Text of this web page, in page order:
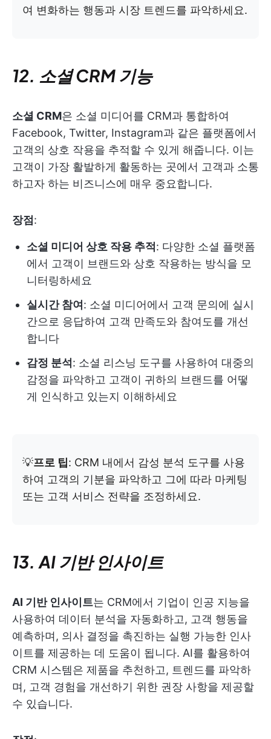
여 변화하는 행동과 시장 트렌드를 파악하세요.
12. 소셜 CRM 기능
소셜 CRM은 소셜 미디어를 CRM과 통합하여
Facebook, Twitter, Instagram과 같은 플랫폼에서
고객의 상호 작용을 추적할 수 있게 해줍니다. 이는
고객이 가장 활발하게 활동하는 곳에서 고객과 소통
하고자 하는 비즈니스에 매우 중요합니다.
장점 :
소셜 미디어 상호 작용 추적 : 다양한 소셜 플랫폼
에서 고객이 브랜드와 상호 작용하는 방식을 모
니터링하세요
실시간 참여 : 소셜 미디어에서 고객 문의에 실시
간으로 응답하여 고객 만족도와 참여도를 개선
합니다
감정 분석 : 소셜 리스닝 도구를 사용하여 대중의
감정을 파악하고 고객이 귀하의 브랜드를 어떻
게 인식하고 있는지 이해하세요
💡프로 팁: CRM 내에서 감성 분석 도구를 사용
하여 고객의 기분을 파악하고 그에 따라 마케팅
또는 고객 서비스 전략을 조정하세요.
13. AI 기반 인사이트
AI 기반 인사이트는 CRM에서 기업이 인공 지능을
사용하여 데이터 분석을 자동화하고, 고객 행동을
예측하며, 의사 결정을 촉진하는 실행 가능한 인사
이트를 제공하는 데 도움이 됩니다. AI를 활용하여
CRM 시스템은 제품을 추천하고, 트렌드를 파악하
며, 고객 경험을 개선하기 위한 권장 사항을 제공할
수 있습니다.